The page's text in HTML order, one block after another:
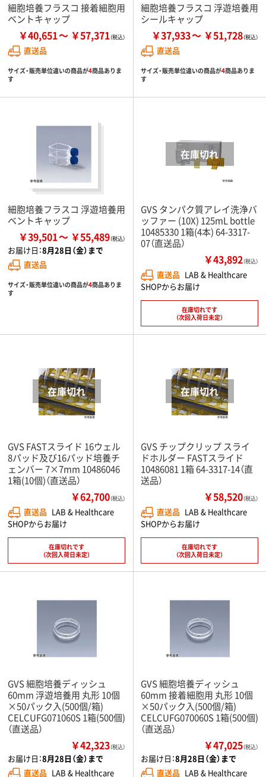
細胞培養フラスコ 接着細胞用
ベントキャップ
￥40,651 ￥57,371
直送品
サイズ・販売単位違いの商品が4商品ありま
す
細胞培養フラスコ 浮遊培養用
シールキャップ
￥37,933 ￥51,728
直送品
サイズ・販売単位違いの商品が4商品ありま
す
細胞培養フラスコ 浮遊培養用
ベントキャップ
￥39,501 ￥55,489
お届け日：8月28日（金）まで
直送品
サイズ・販売単位違いの商品が4商品ありま
す
GVS タンパク質アレイ洗浄バ
ッファー (10X) 125mL bottle
10485330 1箱(4本) 64-3317-
07（直送品）
￥43,892（税込）
直送品 LAB & Healthcare
SHOPからお届け
在庫切れです
（次回入荷日未定）
GVS FASTスライド 16ウェル
8パッド及び16パッド培養チ
ェンバー 7×7mm 10486046
1箱(10個)（直送品）
￥62,700（税込）
直送品 LAB & Healthcare
SHOPからお届け
在庫切れです
（次回入荷日未定）
GVS チップクリップ スライ
ドホルダー FASTスライド
10486081 1箱 64-3317-14（直
送品）
￥58,520（税込）
直送品 LAB & Healthcare
SHOPからお届け
在庫切れです
（次回入荷日未定）
GVS 細胞培養ディッシュ
60mm 浮遊培養用 丸形 10個
×50パック入(500個/箱)
CELCUFG071060S 1箱(500個)
（直送品）
￥42,323（税込）
お届け日：8月28日（金）まで
直送品 LAB & Healthcare
GVS 細胞培養ディッシュ
60mm 接着細胞用 丸形 10個
×50パック入(500個/箱)
CELCUFG070060S 1箱(500個)
（直送品）
￥47,025（税込）
お届け日：8月28日（金）まで
直送品 LAB & Healthcare